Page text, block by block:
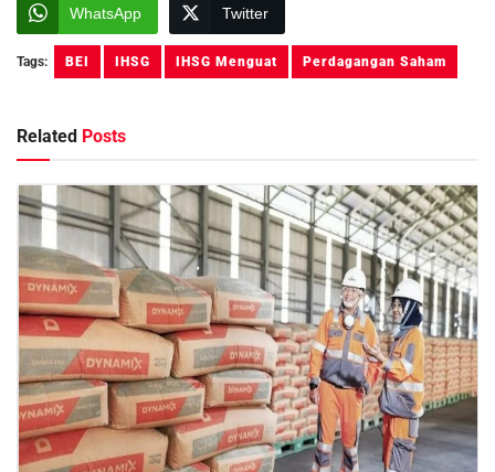
WhatsApp Twitter
Tags: BEI IHSG IHSG Menguat Perdagangan Saham
Related Posts